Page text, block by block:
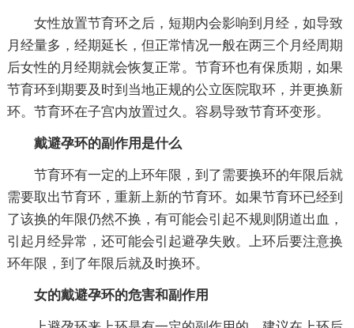
女性放置节育环之后，短期内会影响到月经，如导致
月经量多，经期延长，但正常情况一般在两三个月经周期
后女性的月经期就会恢复正常。节育环也有保质期，如果
节育环到期要及时到当地正规的公立医院取环，并更换新
环。节育环在子宫内放置过久。容易导致节育环变形。
戴避孕环的副作用是什么
节育环有一定的上环年限，到了需要换环的年限后就
需要取出节育环，重新上新的节育环。如果节育环已经到
了该换的年限仍然不换，有可能会引起不规则阴道出血，
引起月经异常，还可能会引起避孕失败。上环后要注意换
环年限，到了年限后就及时换环。
女的戴避孕环的危害和副作用